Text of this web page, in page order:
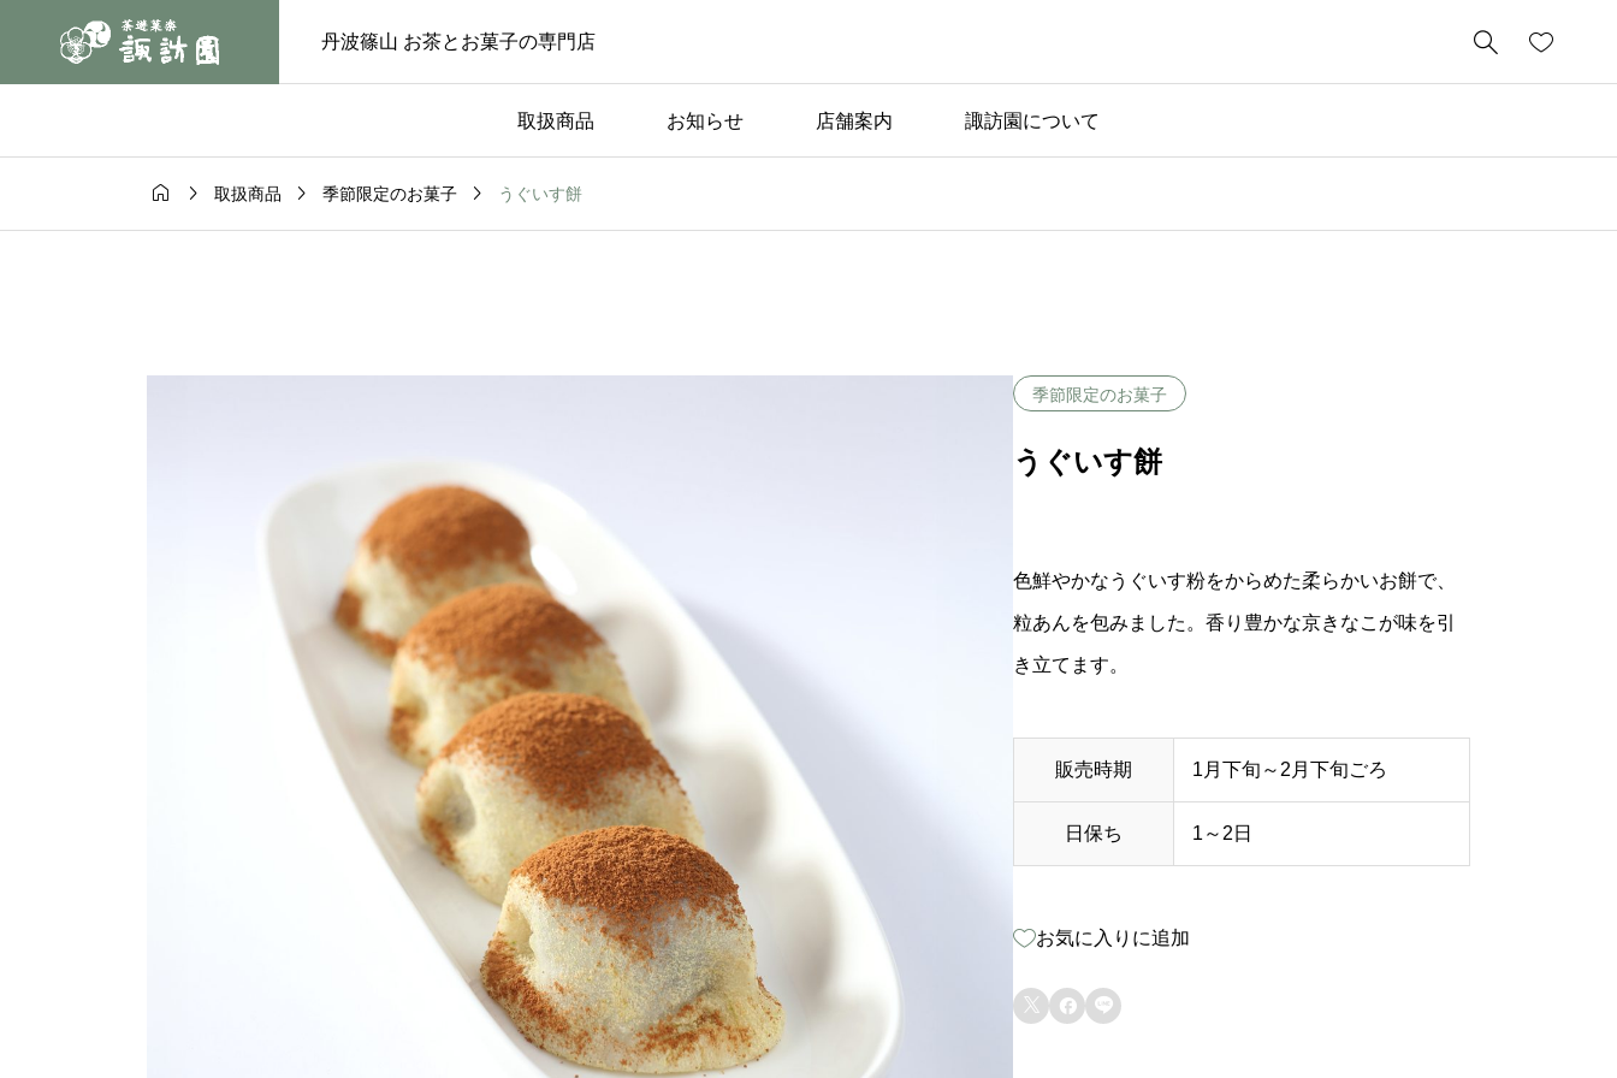
丹波篠⼭ お茶とお菓⼦の専⾨店 
取扱商品 お知らせ 店舗案内 諏訪園について
  取扱商品  季節限定のお菓子  うぐいす餅
季節限定のお菓子
うぐいす餅
色鮮やかなうぐいす粉をからめた柔らかいお餅で、
粒あんを包みました。香り豊かな京きなこが味を引
き立てます。
販売時期 1月下旬～2月下旬ごろ
日保ち 1～2日
お気に入りに追加
  